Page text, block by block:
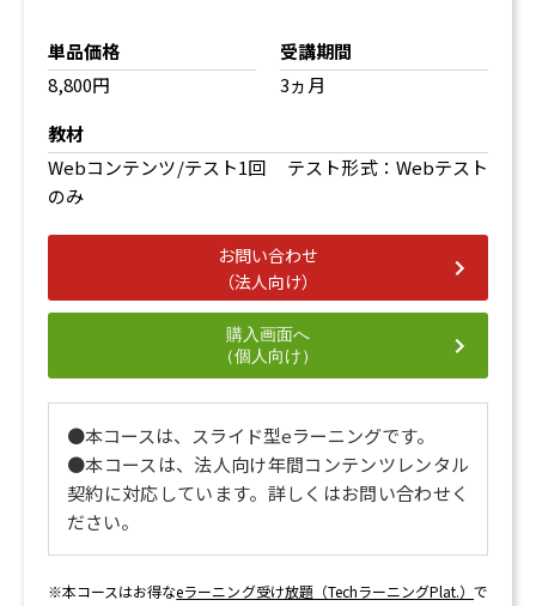
単品価格
8,800円
受講期間
3ヵ月
教材
Webコンテンツ/テスト1回 テスト形式：Webテスト
のみ
お問い合わせ
（法人向け）
購入画面へ
（個人向け）
●本コースは、スライド型eラーニングです。
●本コースは、法人向け年間コンテンツレンタル
契約に対応しています。詳しくはお問い合わせく
ださい。
※本コースはお得なeラーニング受け放題（TechラーニングPlat.）で